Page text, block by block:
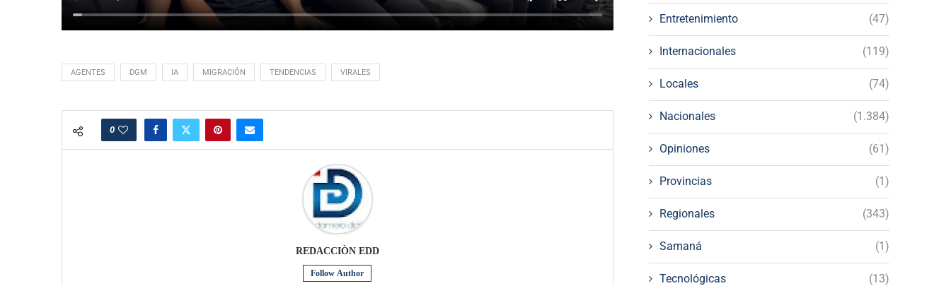
AGENTES DGM IA MIGRACIÓN TENDENCIAS VIRALES
0
REDACCIÒN EDD
Follow Author
Entretenimiento (47)
Internacionales (119)
Locales (74)
Nacionales (1.384)
Opiniones (61)
Provincias (1)
Regionales (343)
Samaná (1)
Tecnológicas (13)